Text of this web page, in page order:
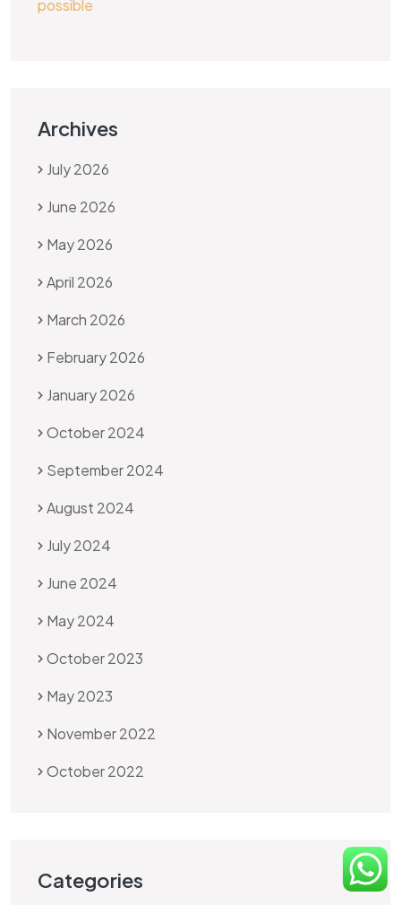
possible
Archives
July 2026
June 2026
May 2026
April 2026
March 2026
February 2026
January 2026
October 2024
September 2024
August 2024
July 2024
June 2024
May 2024
October 2023
May 2023
November 2022
October 2022
Categories